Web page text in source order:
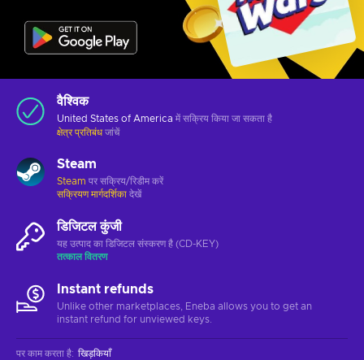
वैश्विक
United States of America में सक्रिय किया जा सकता है
क्षेत्र प्रतिबंध जांचें
Steam
Steam पर सक्रिय/रिडीम करें
सक्रियण मार्गदर्शिका देखें
डिजिटल कुंजी
यह उत्पाद का डिजिटल संस्करण है (CD-KEY)
तत्काल वितरण
Instant refunds
Unlike other marketplaces, Eneba allows you to get an
instant refund for unviewed keys.
पर काम करता है: खिड़कियाँ